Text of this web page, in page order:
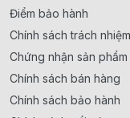
Điểm bảo hành
Chính sách trách
Chứng nhận sản phẩm
Chính sách bán hàng
Chính sách bảo hành